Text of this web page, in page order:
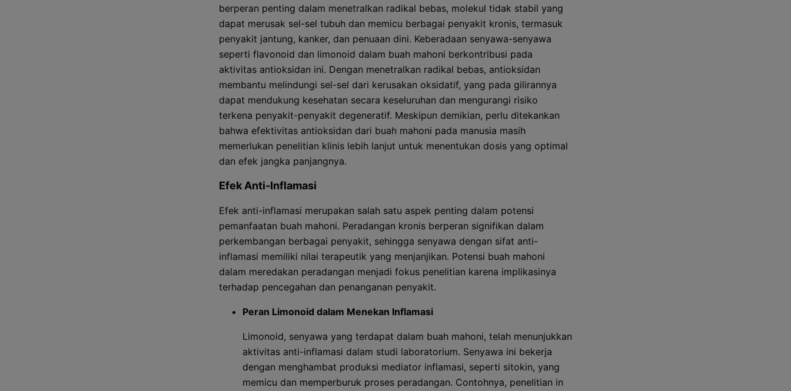
berperan penting dalam menetralkan radikal bebas, molekul tidak stabil yang
dapat merusak sel-sel tubuh dan memicu berbagai penyakit kronis, termasuk
penyakit jantung, kanker, dan penuaan dini. Keberadaan senyawa-senyawa
seperti flavonoid dan limonoid dalam buah mahoni berkontribusi pada
aktivitas antioksidan ini. Dengan menetralkan radikal bebas, antioksidan
membantu melindungi sel-sel dari kerusakan oksidatif, yang pada gilirannya
dapat mendukung kesehatan secara keseluruhan dan mengurangi risiko
terkena penyakit-penyakit degeneratif. Meskipun demikian, perlu ditekankan
bahwa efektivitas antioksidan dari buah mahoni pada manusia masih
memerlukan penelitian klinis lebih lanjut untuk menentukan dosis yang optimal
dan efek jangka panjangnya.
Efek Anti-Inflamasi
Efek anti-inflamasi merupakan salah satu aspek penting dalam potensi
pemanfaatan buah mahoni. Peradangan kronis berperan signifikan dalam
perkembangan berbagai penyakit, sehingga senyawa dengan sifat anti-
inflamasi memiliki nilai terapeutik yang menjanjikan. Potensi buah mahoni
dalam meredakan peradangan menjadi fokus penelitian karena implikasinya
terhadap pencegahan dan penanganan penyakit.
Peran Limonoid dalam Menekan Inflamasi
Limonoid, senyawa yang terdapat dalam buah mahoni, telah menunjukkan
aktivitas anti-inflamasi dalam studi laboratorium. Senyawa ini bekerja
dengan menghambat produksi mediator inflamasi, seperti sitokin, yang
memicu dan memperburuk proses peradangan. Contohnya, penelitian in